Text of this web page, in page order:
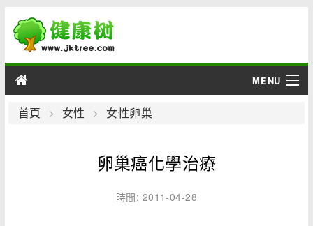
MENU
男性
首頁 女性 女性卵巢
卵巢癌化學治療
時間: 2011-04-28